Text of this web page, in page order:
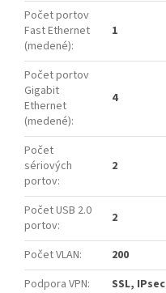
Počet portov
Fast Ethernet
(medené):
1
Počet portov
Gigabit
Ethernet
(medené):
4
Počet
sériových
portov:
2
Počet USB 2.0
portov: 2
Počet VLAN:
200
Podpora VPN:
SSL, IPsec